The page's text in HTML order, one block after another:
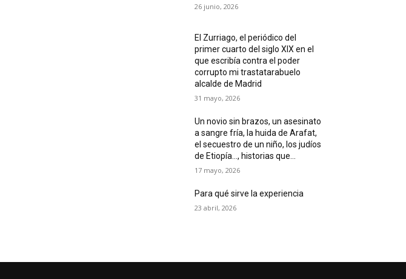
26 junio, 2026
El Zurriago, el periódico del
primer cuarto del siglo XIX en el
que escribía contra el poder
corrupto mi trastatarabuelo
alcalde de Madrid
31 mayo, 2026
Un novio sin brazos, un asesinato
a sangre fría, la huida de Arafat,
el secuestro de un niño, los judíos
de Etiopía…, historias que...
17 mayo, 2026
Para qué sirve la experiencia
23 abril, 2026